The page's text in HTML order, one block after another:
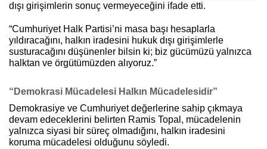
dışı girişimlerin sonuç vermeyeceğini ifade etti.
“Cumhuriyet Halk Partisi’ni masa başı hesaplarla
yıldıracağını, halkın iradesini hukuk dışı girişimlerle
susturacağını düşünenler bilsin ki; biz gücümüzü yalnızca
halktan ve örgütümüzden alıyoruz.”
“Demokrasi Mücadelesi Halkın Mücadelesidir”
Demokrasiye ve Cumhuriyet değerlerine sahip çıkmaya
devam edeceklerini belirten Ramis Topal, mücadelenin
yalnızca siyasi bir süreç olmadığını, halkın iradesini
koruma mücadelesi olduğunu söyledi.